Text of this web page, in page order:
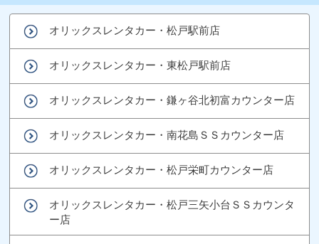
オリックスレンタカー・松戸駅前店
オリックスレンタカー・東松戸駅前店
オリックスレンタカー・鎌ヶ谷北初富カウンター店
オリックスレンタカー・南花島ＳＳカウンター店
オリックスレンタカー・松戸栄町カウンター店
オリックスレンタカー・松戸三矢小台ＳＳカウンタ
ー店